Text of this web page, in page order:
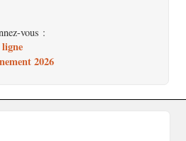
vous :
2026